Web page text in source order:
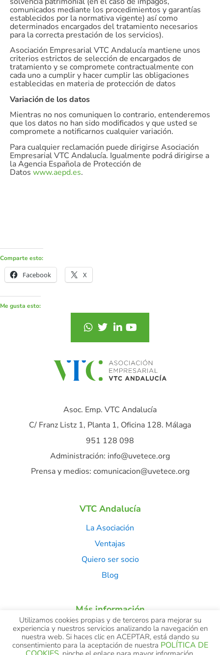
comunicados mediante los procedimientos y garantías
establecidos por la normativa vigente) así como
determinados encargados del tratamiento necesarios
para la correcta prestación de los servicios).
Asociación Empresarial VTC Andalucía mantiene unos
criterios estrictos de selección de encargados de
tratamiento y se compromete contractualmente con
cada uno a cumplir y hacer cumplir las obligaciones
establecidas en materia de protección de datos
Variación de los datos
Mientras no nos comuniquen lo contrario, entenderemos
que los datos no han sido modificados y que usted se
compromete a notificarnos cualquier variación.
Para cualquier reclamación puede dirigirse Asociación
Empresarial VTC Andalucía. Igualmente podrá dirigirse a
la Agencia Española de Protección de
Datos www.aepd.es.
Comparte esto:
Facebook X
Me gusta esto:
Asoc. Emp. VTC Andalucía
C/ Franz Listz 1, Planta 1, Oficina 128. Málaga
951 128 098
Administración: info@uvetece.org
Prensa y medios: comunicacion@uvetece.org
VTC Andalucía
La Asociación
Ventajas
Quiero ser socio
Blog
Más información
Aviso Legal
Política de Privacidad
Utilizamos cookies propias y de terceros para mejorar su
experiencia y nuestros servicios analizando la navegación en
nuestra web. Si haces clic en ACEPTAR, está dando su
consentimiento para la aceptación de nuestra POLÍTICA DE